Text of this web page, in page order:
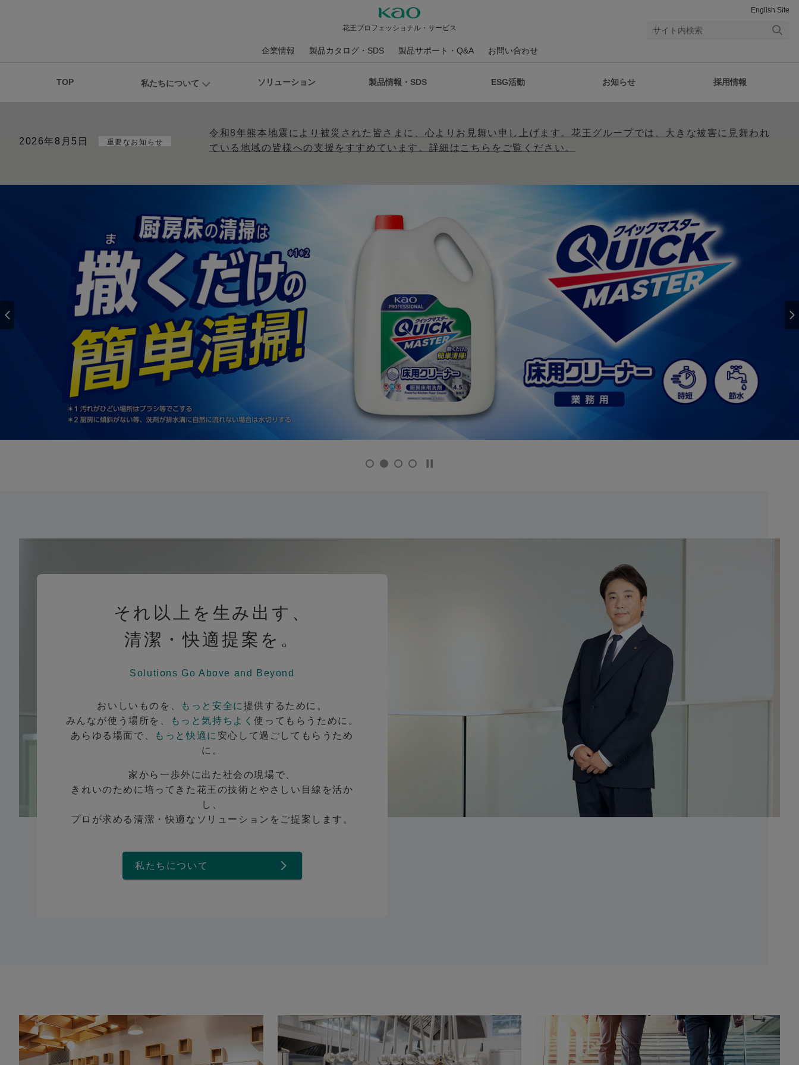
花王プロフェッショナル・サービス
English Site
する
企業情報 製品カタログ・SDS 製品サポート・Q&A お問い合わせ
TOP 私たちについて ソリューション 製品情報・SDS ESG活動 お知らせ 採用情報
2026年8月5日 重要なお知らせ
令和8年熊本地震により被災された皆さまに、心よりお見舞い申し上げます。花王グループでは、大きな被害に見舞われ
ている地域の皆様への支援をすすめています。詳細はこちらをご覧ください。
それ以上を生み出す、
清潔・快適提案を。
Solutions Go Above and Beyond
おいしいものを、 もっと安全に提供するために。
みんなが使う場所を、
もっと気持ちよく使ってもらうために。
あらゆる場面で、
もっと快適に安心して過ごしてもらうため
に。
家から一歩外に出た社会の現場で、
きれいのために培ってきた花王の技術とやさしい目線を活か
し、
プロが求める清潔・快適なソリューションをご提案します。
私たちについて